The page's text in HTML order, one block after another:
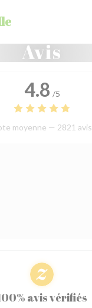
Avis
4.8 /5
moyenne — 2821 avis
avis vérifiés